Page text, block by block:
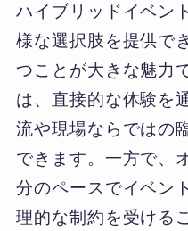
ハイブリッドイベン
様な選択肢を提供で
つことが大きな魅力
は、直接的な体験を
流や現場ならではの
できます。一方で、
分のペースでイベン
理的な制約を受ける